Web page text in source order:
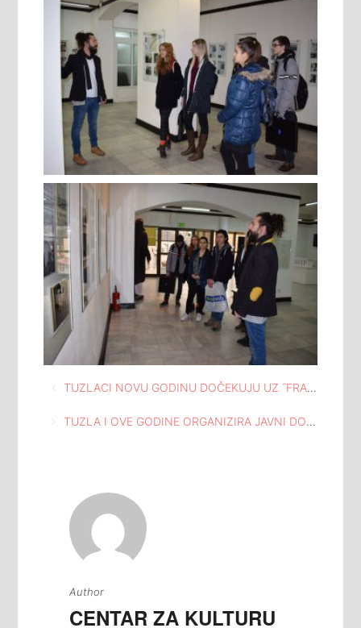
Navigacija
članaka
TUZLACI NOVU GODINU DOČEKUJU UZ ˝FRAJLE˝
TUZLA I OVE GODINE ORGANIZIRA JAVNI DOČEK NOVE 2018. GODINE NA TRGU SLOBODE
Author
CENTAR ZA KULTURU